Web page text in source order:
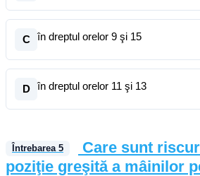
C în dreptul orelor 9 şi 15
D în dreptul orelor 11 şi 13
Întrebarea 5
Care sunt
poziţie greşită a mâinilor